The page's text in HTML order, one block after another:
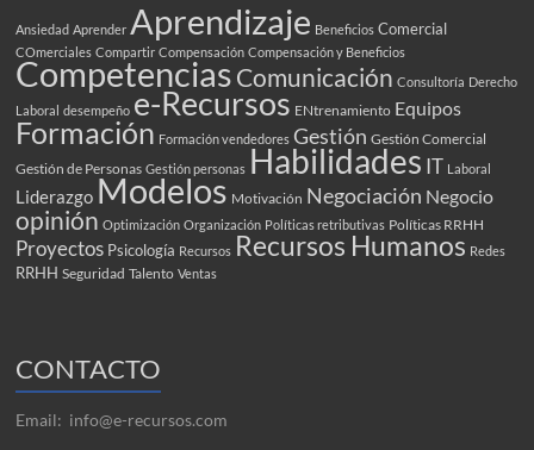
Ansiedad Aprender Aprendizaje Beneficios Comercial
COmerciales Compartir Compensación Compensación y Beneficios
Competencias Comunicación Consultoría Derecho
Laboral desempeño e-Recursos ENtrenamiento Equipos
Formación Formación vendedores Gestión Gestión Comercial
Gestión de Personas Gestión personas Habilidades IT Laboral
Liderazgo Modelos Motivación Negociación Negocio
opinión Optimización Organización Políticas retributivas Políticas RRHH
Proyectos Psicología Recursos Recursos Humanos Redes
RRHH Seguridad Talento Ventas
CONTACTO
Email: info@e-recursos.com